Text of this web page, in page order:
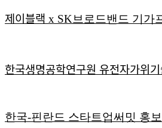
제이블랙 x SK브로드밴드
한국생명공학연구원
한국-핀란드 스타트업써밋 홍